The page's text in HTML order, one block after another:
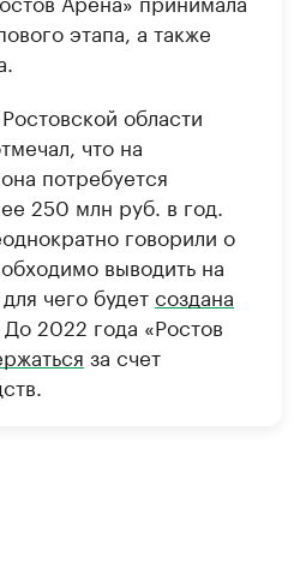
этапа, а также
области
что на
потребуется
250 млн руб. в год.
говорили о
выводить на
чего будетсоздана
До 2022 года «Ростов
за счет